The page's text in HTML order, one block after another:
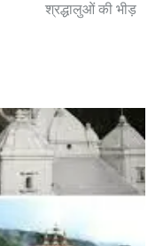
श्रद्धालुओं की भीड़